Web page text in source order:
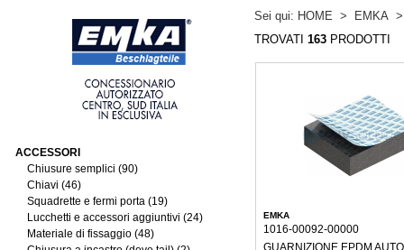
ACCESSORI
Chiusure semplici (90)
Chiavi (46)
Squadrette e fermi porta (19)
Lucchetti e accessori aggiuntivi (24)
Materiale di fissaggio (48)
Sei qui: HOME > EMKA
TROVATI 163 PRODOTTI
EMKA
1016-00092-00000
GUARNIZIONE EPDM